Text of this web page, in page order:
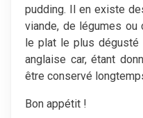
pudding. Il en existe
viande, de légumes
le plat le plus dégusté
anglaise car, étant
être conservé
Bon appétit !